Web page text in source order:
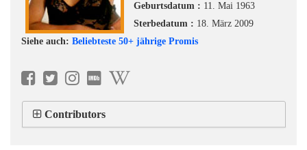
Geburtsdatum : 11. Mai 1963
Sterbedatum : 18. März 2009
Siehe auch: Beliebteste 50+ jährige Promis
Contributors